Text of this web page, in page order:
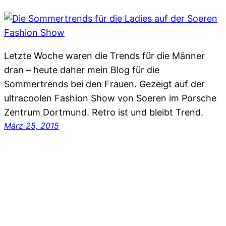
Letzte Woche waren die Trends für die Männer
dran – heute daher mein Blog für die
Sommertrends bei den Frauen. Gezeigt auf der
ultracoolen Fashion Show von Soeren im Porsche
Zentrum Dortmund. Retro ist und bleibt Trend.
März 25, 2015